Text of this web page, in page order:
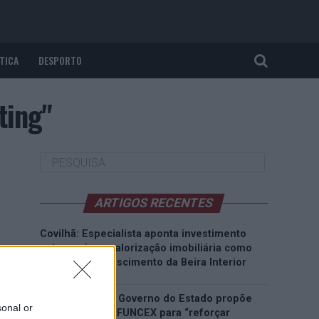
or
DESPORTO
ARTIGOS RECENTES
Covilhã: Especialista aponta investimento
estrangeiro e valorização imobiliária como
motores do crescimento da Beira Interior
Rio de Janeiro: Governo do Estado propõe
parceria com a FUNCEX para “reforçar